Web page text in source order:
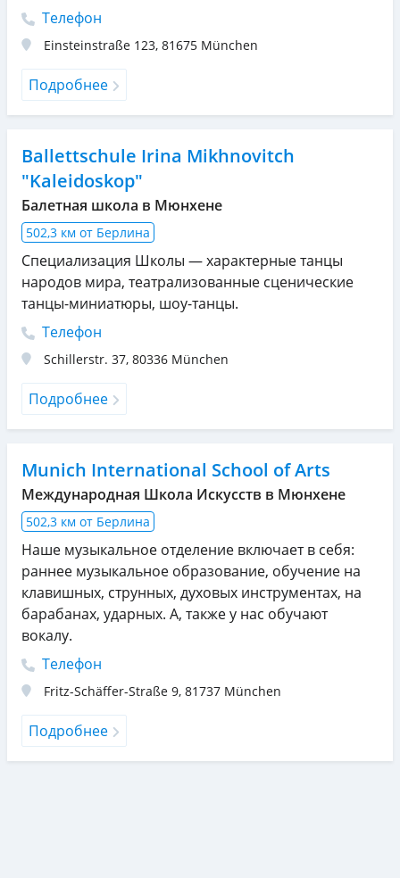
Телефон
Einsteinstraße 123, 81675 München
Подробнее
Ballettschule Irina Mikhnovitch
"Kaleidoskop"
Балетная школа в Мюнхене
502,3 км от Берлина
Специализация Школы — характерные танцы
народов мира, театрализованные сценические
танцы-миниатюры, шоу-танцы.
Телефон
Schillerstr. 37, 80336 München
Подробнее
Munich International School of Arts
Международная Школа Искусств в Мюнхене
502,3 км от Берлина
Наше музыкальное отделение включает в себя:
раннее музыкальное образование, обучение на
клавишных, струнных, духовых инструментах, на
барабанах, ударных. А, также у нас обучают
вокалу.
Телефон
Fritz-Schäffer-Straße 9, 81737 München
Подробнее